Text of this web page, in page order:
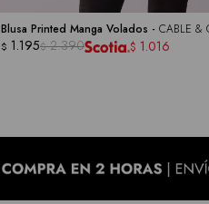
Blusa Printed Manga Volados -CABLE &
$ 1.195$ 2.390 $ 1.016